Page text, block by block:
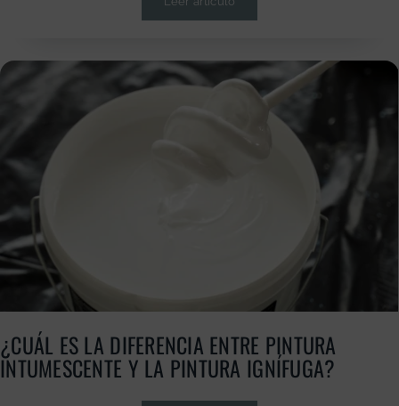
¿CUÁL ES LA DIFERENCIA ENTRE PINTURA
INTUMESCENTE Y LA PINTURA IGNÍFUGA?